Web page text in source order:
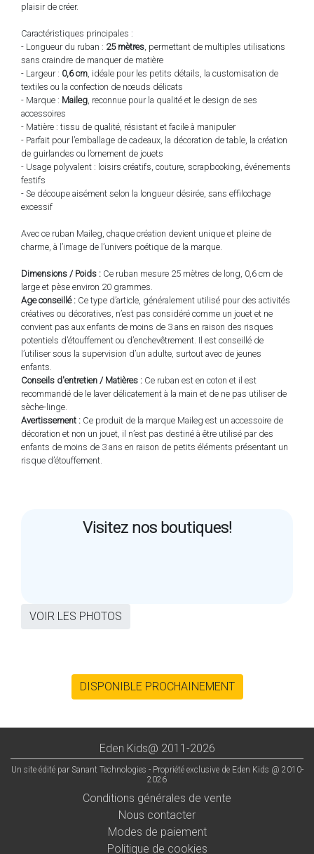
plaisir de créer.
Caractéristiques principales :
- Longueur du ruban : 25 mètres , permettant de multiples utilisations
sans craindre de manquer de matière
- Largeur : 0,6 cm , idéale pour les petits détails, la customisation de
textiles ou la confection de nœuds délicats
- Marque : Maileg , reconnue pour la qualité et le design de ses
accessoires
- Matière : tissu de qualité, résistant et facile à manipuler
- Parfait pour l’emballage de cadeaux, la décoration de table, la création
de guirlandes ou l’ornement de jouets
- Usage polyvalent : loisirs créatifs, couture, scrapbooking, événements
festifs
- Se découpe aisément selon la longueur désirée, sans effilochage
excessif
Avec ce ruban Maileg, chaque création devient unique et pleine de
charme, à l’image de l’univers poétique de la marque.
Dimensions / Poids : Ce ruban mesure 25 mètres de long, 0,6 cm de
large et pèse environ 20 grammes.
Age conseillé : Ce type d’article, généralement utilisé pour des activités
créatives ou décoratives, n’est pas considéré comme un jouet et ne
convient pas aux enfants de moins de 3 ans en raison des risques
potentiels d’étouffement ou d’enchevêtrement. Il est conseillé de
l’utiliser sous la supervision d’un adulte, surtout avec de jeunes
enfants.
Conseils d'entretien / Matières : Ce ruban est en coton et il est
recommandé de le laver délicatement à la main et de ne pas utiliser de
sèche-linge.
Avertissement : Ce produit de la marque Maileg est un accessoire de
décoration et non un jouet, il n’est pas destiné à être utilisé par des
enfants de moins de 3 ans en raison de petits éléments présentant un
risque d’étouffement.
Visitez nos boutiques!
VOIR LES PHOTOS
DISPONIBLE PROCHAINEMENT
Eden Kids@ 2011-2026
Un site édité par Sanant Technologies - Propriété exclusive de Eden Kids @ 2010-
2026
Conditions générales de vente
Nous contacter
Modes de paiement
Politique de cookies